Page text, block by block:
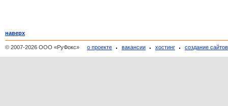
наверх
© 2007-2026 ООО «РуФокс» о проекте вакансии хостинг создание сайтов